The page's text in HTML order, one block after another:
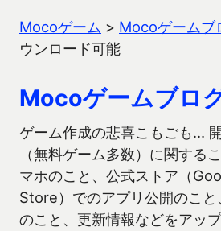
Mocoゲーム > Mocoゲームブ
ウンロード可能
Mocoゲームブロ
ゲーム作成の悲喜こもごも…
（無料ゲーム多数）に関する
マホのこと、公式ストア（
Store）でのアプリ公開のこ
のこと、更新情報などをアッ